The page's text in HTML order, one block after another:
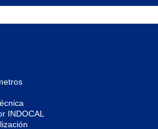
INDOCAL